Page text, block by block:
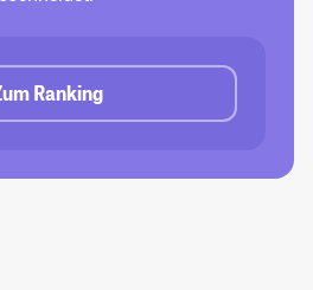
Ranking